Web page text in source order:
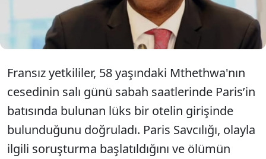
çevrelerde hem de kamuoyunda şok etkisi
yarattı.
Fransız yetkililer, 58 yaşındaki Mthethwa'nın
cesedinin salı günü sabah saatlerinde Paris’in
batısında bulunan lüks bir otelin girişinde
bulunduğunu doğruladı. Paris Savcılığı, olayla
ilgili soruşturma başlatıldığını ve ölümün